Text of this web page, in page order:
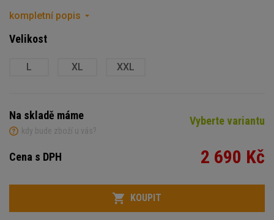
kompletní popis
Velikost
L XL XXL
Na skladě máme
kdy bude zboží u vás?
Vyberte variantu
Cena s DPH 2 690 Kč
Počet
Variant
KOUPIT